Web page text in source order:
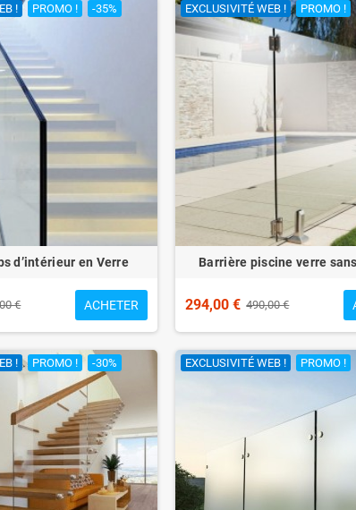
! PROMO ! -35%
d’intérieur en Verre
€ ACHETER
EXCLUSIVITÉ WEB ! PROMO !
Barrière piscine verre
294,00 € 490,00 €
! PROMO ! -30% EXCLUSIVITÉ WEB ! PROMO !